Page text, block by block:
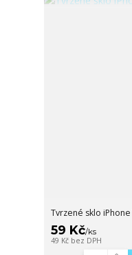
Tvrzené sklo iPhone
59 Kč/ks
49 Kč bez DPH